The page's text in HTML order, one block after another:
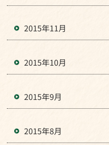
2015年11月
2015年10月
2015年9月
2015年8月